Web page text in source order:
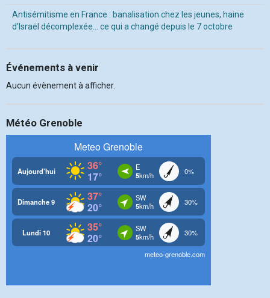
Antisémitisme en France : banalisation chez les jeunes, haine
d’Israël décomplexée… ce qui a changé depuis le 7 octobre
Événements à venir
Aucun évènement à afficher.
Météo Grenoble